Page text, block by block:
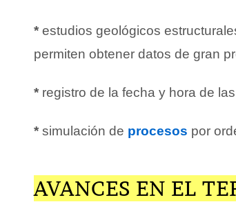
* estudios geológicos
permiten obtener datos de gran
* registro de la fecha y hora de
* simulación de procesos por
AVANCES EN EL